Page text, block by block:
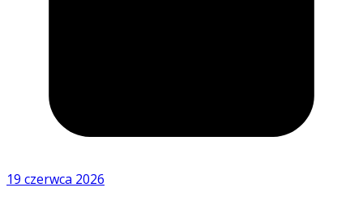
19 czerwca 2026